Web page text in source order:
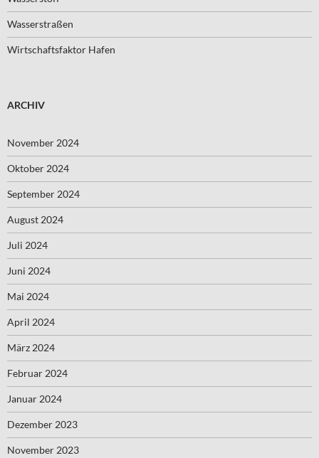
Wasserstraßen
Wirtschaftsfaktor Hafen
ARCHIV
November 2024
Oktober 2024
September 2024
August 2024
Juli 2024
Juni 2024
Mai 2024
April 2024
März 2024
Februar 2024
Januar 2024
Dezember 2023
November 2023